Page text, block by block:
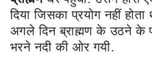
दिया जिसका प्रयोग नहीं
अगले दिन ब्राह्मण के उठने के
भरने नदी की ओर गयी.